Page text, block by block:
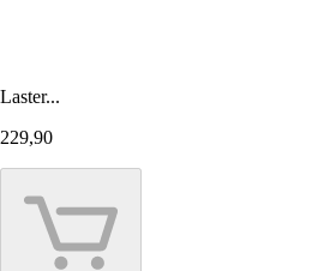
Laster...
229,90